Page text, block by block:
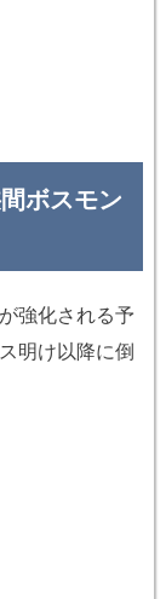
ボスモン
強化される予
明け以降に倒